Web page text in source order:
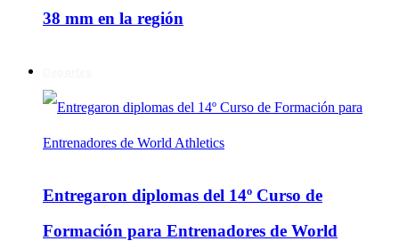
38 mm en la región
Entregaron diplomas del 14º Curso de
Formación para Entrenadores de World